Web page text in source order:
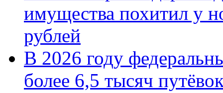
имущества похитил у
рублей
В 2026 году
более 6,5 тысяч